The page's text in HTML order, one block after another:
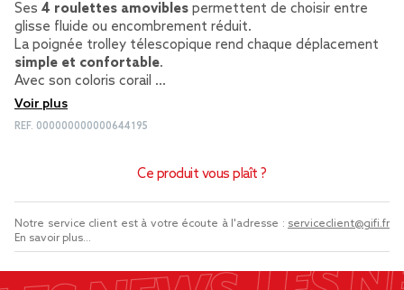
Ses 4 roulettes amovibles permettent de choisir entre
glisse fluide ou encombrement réduit.
La poignée trolley télescopique rend chaque déplacement
simple et confortable.
Avec son coloris corail …
Voir plus
REF. 000000000000644195
Ce produit vous plaît ?
Notre service client est à votre écoute à l'adresse : serviceclient@gifi.fr
En savoir plus...